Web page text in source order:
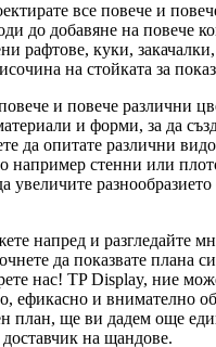
все повече и
до добавяне на повече
рафтове, куки,
на стойката за
и повече различни
и форми, за да
да опитате различни
например стенни или
увеличите
напред и разгледайте
да показвате плана
нас! TP Display, ние
ефикасно и внимателно
план, ще ви дадем още
на щандове.